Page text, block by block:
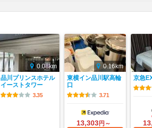
0.08km
品川プリンスホテル
イーストタワー
3.35
0.16km
東横イン品川駅高輪
口
3.71
13,303円～
京急